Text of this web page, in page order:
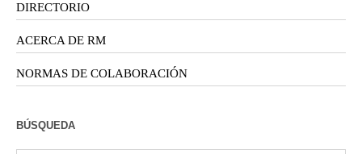
DIRECTORIO
ACERCA DE RM
NORMAS DE COLABORACIÓN
BÚSQUEDA